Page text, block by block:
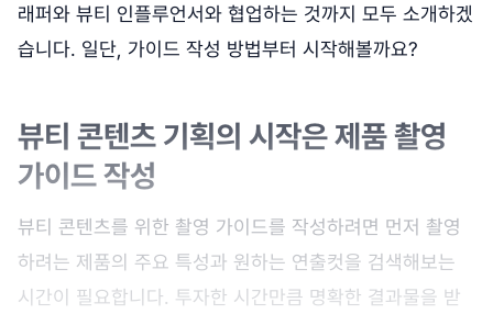
래퍼와 뷰티 인플루언서와 협업하는 것까지 모두 소개하겠
습니다. 일단, 가이드 작성 방법부터 시작해볼까요?
뷰티 콘텐츠 기획의 시작은 제품 촬영
가이드 작성
뷰티 콘텐츠를 위한 촬영 가이드를 작성하려면 먼저 촬영
하려는 제품의 주요 특성과 원하는 연출컷을 검색해보는
시간이 필요합니다. 투자한 시간만큼 명확한 결과물을 받